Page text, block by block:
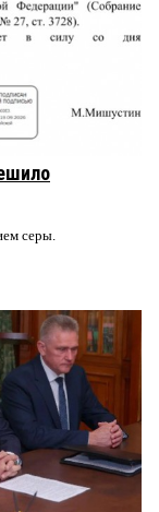
серы.